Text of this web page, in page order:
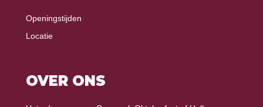
Openingstijden
Locatie
OVER ONS